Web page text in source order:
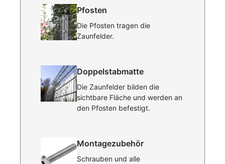
Pfosten
Die Pfosten tragen die
Zaunfelder.
Doppelstabmatte
Die Zaunfelder bilden die
sichtbare Fläche und werden an
den Pfosten befestigt.
Montagezubehör
Schrauben und alle